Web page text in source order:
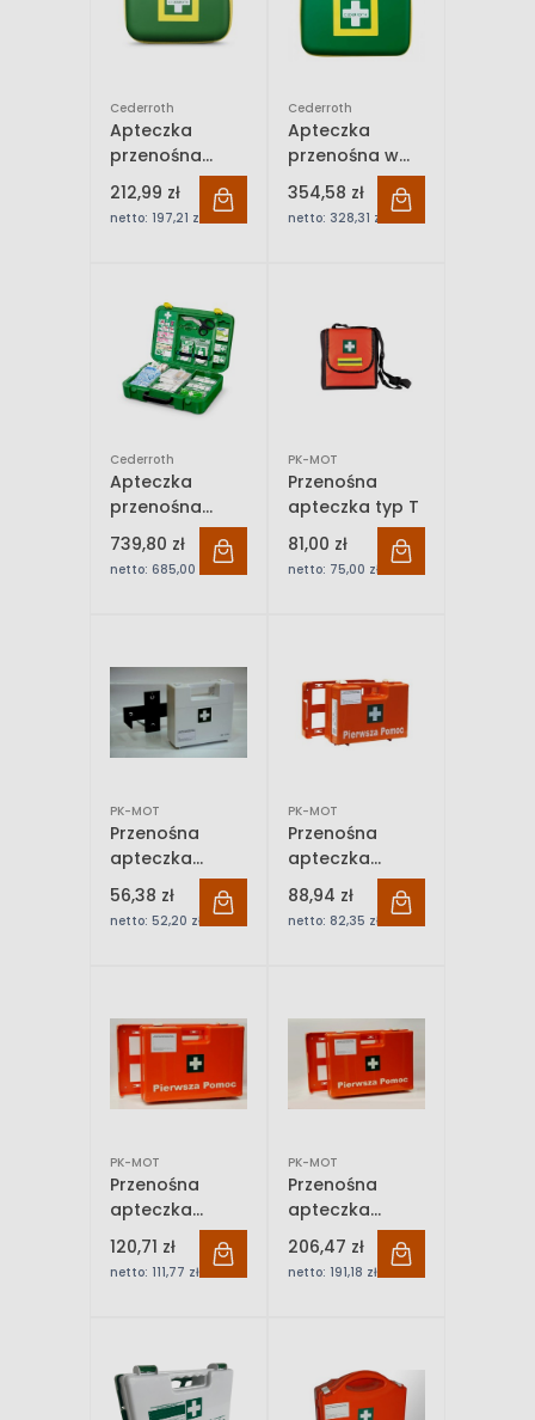
Cederroth
Apteczka
przenośna
Cederroth First
Aid Kit Medium
212,99 zł
netto: 197,21 zł
Cederroth
Apteczka
przenośna w
torbie
Cederroth First
Aid Kit Large
354,58 zł
netto: 328,31 zł
Cederroth
Apteczka
przenośna
walizkowa
Cederroth First
Aid Kit DIN13157
739,80 zł
netto: 685,00 zł
PK-MOT
Przenośna
apteczka typ T
81,00 zł
netto: 75,00 zł
PK-MOT
Przenośna
apteczka
zakładowa BDR
(z wieszakiem)
56,38 zł
netto: 52,20 zł
PK-MOT
Przenośna
apteczka
zakładowa TYP
K-10
88,94 zł
netto: 82,35 zł
PK-MOT
Przenośna
apteczka
zakładowa TYP
K-15
120,71 zł
netto: 111,77 zł
PK-MOT
Przenośna
apteczka
zakładowa TYP
K-20
206,47 zł
netto: 191,18 zł